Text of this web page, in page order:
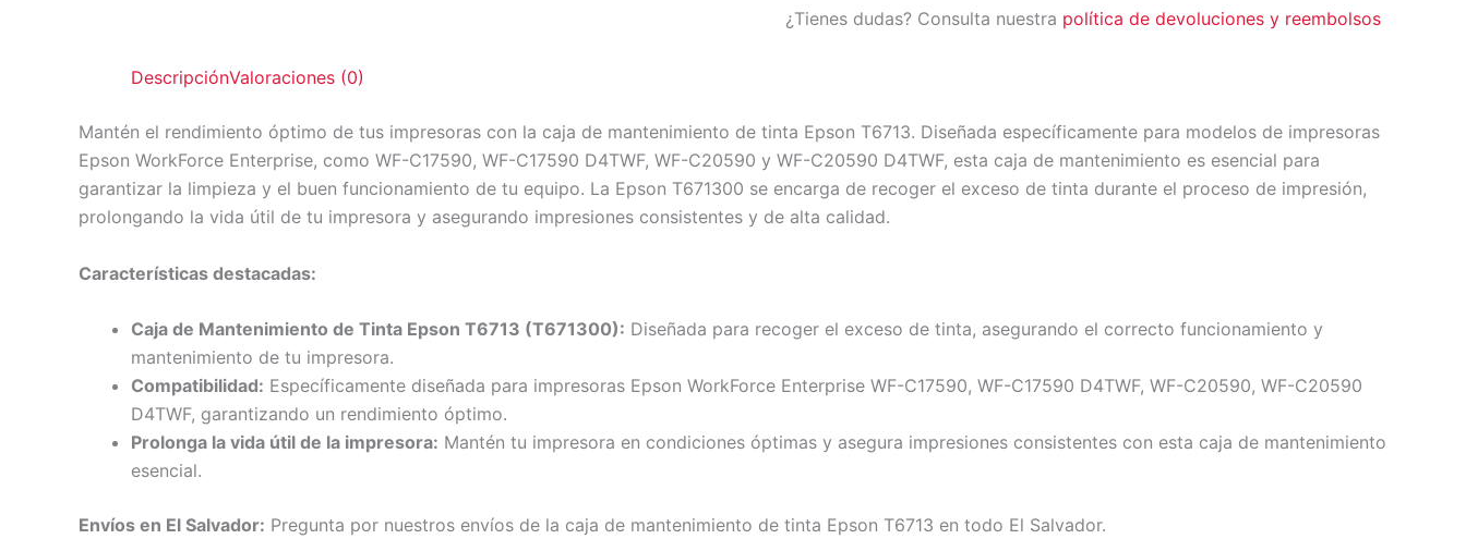
¿Tienes dudas? Consulta nuestra política de devoluciones y reembolsos
DescripciónValoraciones (0)
Mantén el rendimiento óptimo de tus impresoras con la caja de mantenimiento de tinta Epson T6713. Diseñada específicamente para modelos de impresoras
Epson WorkForce Enterprise, como WF-C17590, WF-C17590 D4TWF, WF-C20590 y WF-C20590 D4TWF, esta caja de mantenimiento es esencial para
garantizar la limpieza y el buen funcionamiento de tu equipo. La Epson T671300 se encarga de recoger el exceso de tinta durante el proceso de impresión,
prolongando la vida útil de tu impresora y asegurando impresiones consistentes y de alta calidad.
Características destacadas:
Caja de Mantenimiento de Tinta Epson T6713 (T671300): Diseñada para recoger el exceso de tinta, asegurando el correcto funcionamiento y
mantenimiento de tu impresora.
Compatibilidad: Específicamente diseñada para impresoras Epson WorkForce Enterprise WF-C17590, WF-C17590 D4TWF, WF-C20590, WF-C20590
D4TWF, garantizando un rendimiento óptimo.
Prolonga la vida útil de la impresora: Mantén tu impresora en condiciones óptimas y asegura impresiones consistentes con esta caja de mantenimiento
esencial.
Envíos en El Salvador: Pregunta por nuestros envíos de la caja de mantenimiento de tinta Epson T6713 en todo El Salvador.